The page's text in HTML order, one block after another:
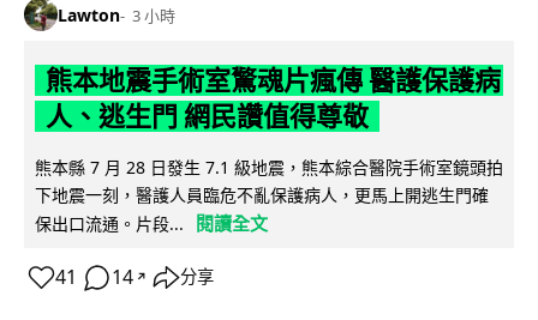
Lawton 3 小時
熊本地震手術室驚魂片瘋傳 醫護保護病
人、逃生門 網民讚值得尊敬
熊本縣 7 月 28 日發生 7.1 級地震，熊本綜合醫院手術室鏡頭拍
下地震一刻，醫護人員臨危不亂保護病人，更馬上開逃生門確
保出口流通。片段...
閱讀全文
41 14 ↗ 分享